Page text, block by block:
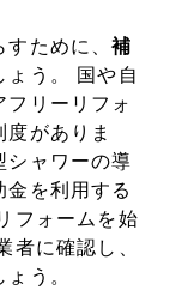
すために、補
ょう。 国や自
リーリフォ
がありま
シャワーの導
金を利用する
フォームを始
者に確認し、
う。